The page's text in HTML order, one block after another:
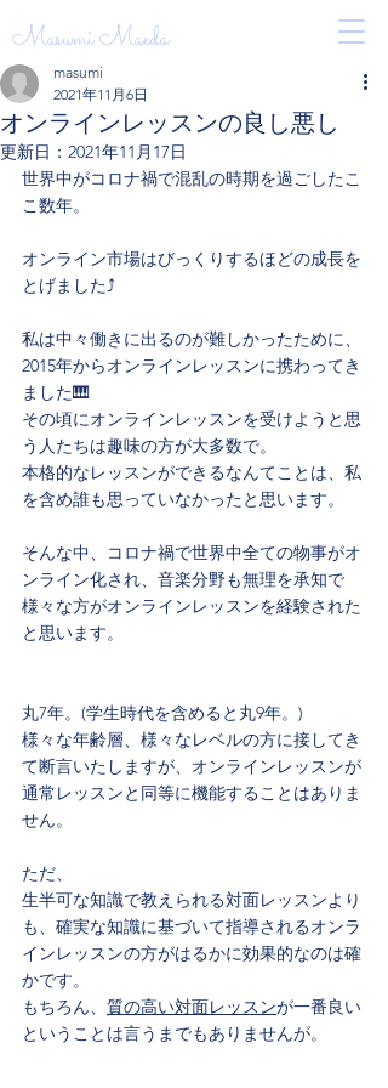
Masumi Maeda
オンラインレッスンの良し悪し
masumi
2021年11月6日
更新日： 2021年11月17日
世界中がコロナ禍で混乱の時期を過ごしたこ
こ数年。
オンライン市場はびっくりするほどの成長を
とげました⤴️
私は中々働きに出るのが難しかったために、
2015年からオンラインレッスンに携わってき
ました🎹
その頃にオンラインレッスンを受けようと思
う人たちは趣味の方が大多数で。
本格的なレッスンができるなんてことは、私
を含め誰も思っていなかったと思います。
そんな中、コロナ禍で世界中全ての物事がオ
ンライン化され、音楽分野も無理を承知で
様々な方がオンラインレッスンを経験された
と思います。
丸7年。(学生時代を含めると丸9年。)
様々な年齢層、様々なレベルの方に接してき
て断言いたしますが、オンラインレッスンが
通常レッスンと同等に機能することはありま
せん。
ただ、
生半可な知識で教えられる対面レッスンより
も、確実な知識に基づいて指導されるオンラ
インレッスンの方がはるかに効果的なのは確
かです。
もちろん、 質の高い対面レッスンが一番良い
ということは言うまでもありませんが。